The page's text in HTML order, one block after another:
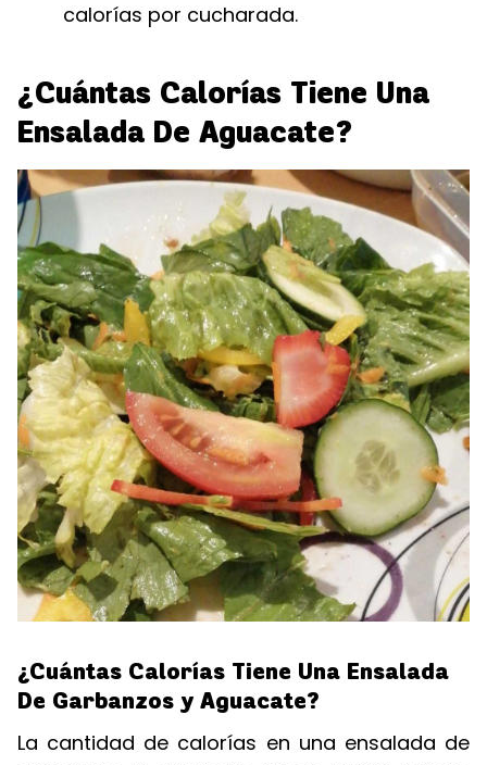
calorías por cucharada.
¿Cuántas Calorías Tiene Una
Ensalada De Aguacate?
¿Cuántas Calorías Tiene Una Ensalada
De Garbanzos y Aguacate?
La cantidad de calorías en una ensalada de